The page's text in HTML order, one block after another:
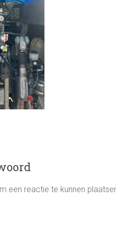
een reactie te kunnen